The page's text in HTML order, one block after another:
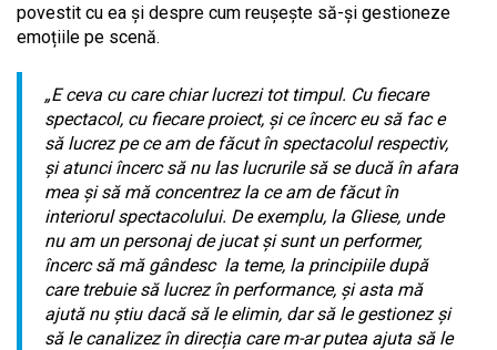
povestit cu ea și despre cum reușește să-și gestioneze
emoțiile pe scenă.
„E ceva cu care chiar lucrezi tot timpul. Cu fiecare
spectacol, cu fiecare proiect, și ce încerc eu să fac e
să lucrez pe ce am de făcut în spectacolul respectiv,
și atunci încerc să nu las lucrurile să se ducă în afara
mea și să mă concentrez la ce am de făcut în
interiorul spectacolului. De exemplu, la Gliese, unde
nu am un personaj de jucat și sunt un performer,
încerc să mă gândesc la teme, la principiile după
care trebuie să lucrez în performance, și asta mă
ajută nu știu dacă să le elimin, dar să le gestionez și
să le canalizez în direcția care m-ar putea ajuta să le